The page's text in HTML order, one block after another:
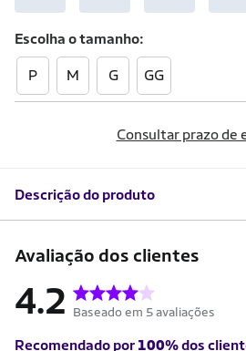
Escolha otamanho
P M G GG
Consultar prazo de
Descrição do produto
Avaliação dos clientes
4.2 Baseado em 5 avaliações
Recomendado por 100%dos